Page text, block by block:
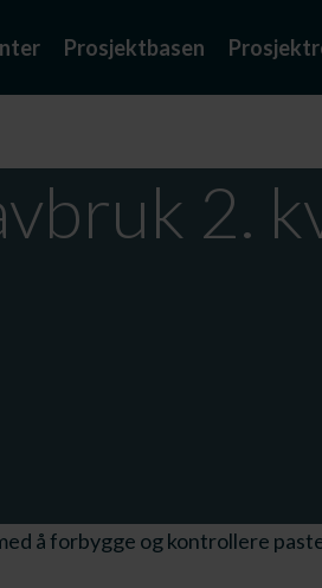
Prosjektbasen
2.
å forbygge og kontrollere